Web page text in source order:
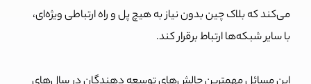
می‌کند که بلاک چین بدون نیاز به هیچ پل و راه ارتباطی ویژه‌ای،
با سایر شبکه‌ها ارتباط برقرار کند.